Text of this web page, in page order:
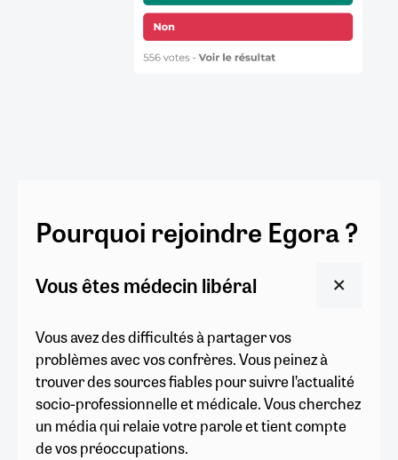
Pourquoi rejoindre Egora ?
Vous êtes médecin libéral
Vous avez des difficultés à partager vos
problèmes avec vos confrères. Vous peinez à
trouver des sources fiables pour suivre l’actualité
socio-professionnelle et médicale. Vous cherchez
un média qui relaie votre parole et tient compte
de vos préoccupations.